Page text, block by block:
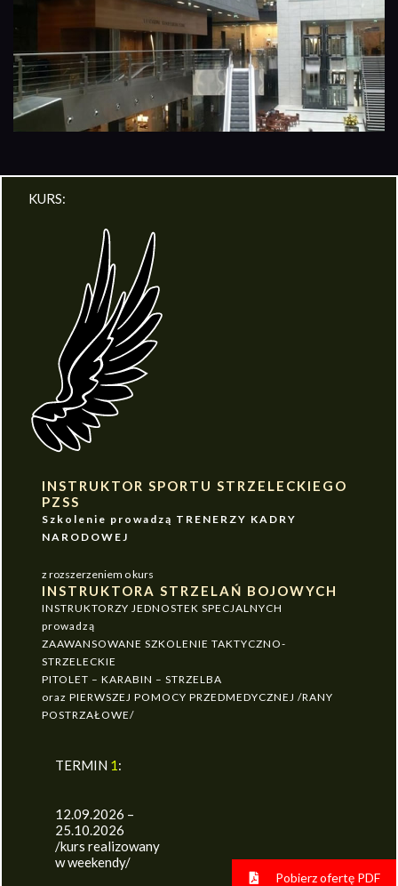
KURS:
INSTRUKTOR SPORTU STRZELECKIEGO
PZSS
Szkolenie prowadzą TRENERZY KADRY
NARODOWEJ
z rozszerzeniem o kurs
INSTRUKTORA STRZELAŃ BOJOWYCH
INSTRUKTORZY JEDNOSTEK SPECJALNYCH
prowadzą
ZAAWANSOWANE SZKOLENIE TAKTYCZNO-
STRZELECKIE
PITOLET – KARABIN – STRZELBA
oraz PIERWSZEJ POMOCY PRZEDMEDYCZNEJ /RANY
POSTRZAŁOWE/
TERMIN 1:
12.09.2026 –
25.10.2026
/kurs realizowany
w weekendy/
Pobierz ofertę PDF